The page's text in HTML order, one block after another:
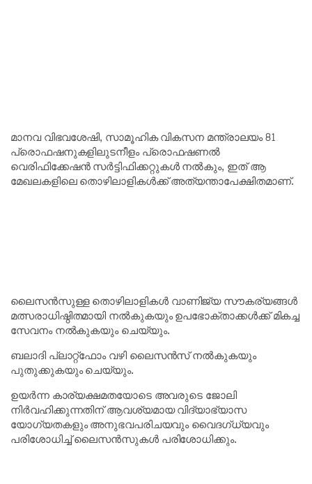
മാനവ വിഭവശേഷി, സാമൂഹിക വികസന മന്ത്രാലയം 81
പ്രൊഫഷനുകളിലുടനീളം പ്രൊഫഷണൽ
വെരിഫിക്കേഷൻ സർട്ടിഫിക്കറ്റുകൾ നൽകും, ഇത് ആ
മേഖലകളിലെ തൊഴിലാളികൾക്ക് അത്യന്താപേക്ഷിതമാണ്.
ലൈസൻസുള്ള തൊഴിലാളികൾ വാണിജ്യ സൗകര്യങ്ങൾ
മത്സരാധിഷ്ഠിതമായി നൽകുകയും ഉപഭോക്താക്കൾക്ക് മികച്ച
സേവനം നൽകുകയും ചെയ്യും.
ബലാദി പ്ലാറ്റ്‌ഫോം വഴി ലൈസൻസ് നൽകുകയും
പുതുക്കുകയും ചെയ്യും.
ഉയർന്ന കാര്യക്ഷമതയോടെ അവരുടെ ജോലി
നിർവഹിക്കുന്നതിന് ആവശ്യമായ വിദ്യാഭ്യാസ
യോഗ്യതകളും അനുഭവപരിചയവും വൈദഗ്ധ്യവും
പരിശോധിച്ച് ലൈസൻസുകൾ പരിശോധിക്കും.